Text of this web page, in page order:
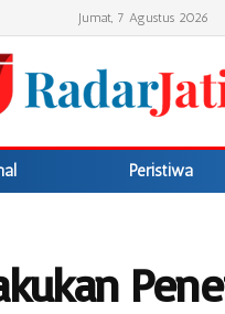
Jumat, 7 Agustus 2026
Peristiwa